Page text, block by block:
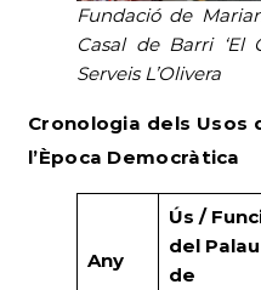
Fundació de
Casal de Barri ‘El
Serveis L’Olivera
Cronologia dels Usos
l’Època Democràtica
Any
Ús /
del Palau
de